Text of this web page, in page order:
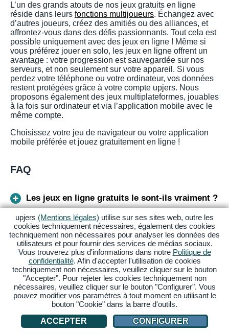
L’un des grands atouts de nos jeux gratuits en ligne
réside dans leurs fonctions multijoueurs. Échangez avec
d’autres joueurs, créez des amitiés ou des alliances, et
affrontez-vous dans des défis passionnants. Tout cela est
possible uniquement avec des jeux en ligne ! Même si
vous préférez jouer en solo, les jeux en ligne offrent un
avantage : votre progression est sauvegardée sur nos
serveurs, et non seulement sur votre appareil. Si vous
perdez votre téléphone ou votre ordinateur, vos données
restent protégées grâce à votre compte upjers. Nous
proposons également des jeux multiplateformes, jouables
à la fois sur ordinateur et via l’application mobile avec le
même compte.
Choisissez votre jeu de navigateur ou votre application
mobile préférée et jouez gratuitement en ligne !
FAQ
Les jeux en ligne gratuits le sont-ils vraiment ?
Quels jeux peut-on télécharger gratuitement ?
Quels sont les jeux en ligne les plus populaires
?
Où peut-on jouer à des jeux en ligne gratuits ?
upjers (Mentions légales) utilise sur ses sites web, outre les
cookies techniquement nécessaires, également des cookies
techniquement non nécessaires pour analyser les données des
utilisateurs et pour fournir des services de médias sociaux.
Vous trouverez plus d'informations dans notre Politique de
confidentialité. Afin d'accepter l'utilisation de cookies
techniquement non nécessaires, veuillez cliquer sur le bouton
"Accepter". Pour rejeter les cookies techniquement non
nécessaires, veuillez cliquer sur le bouton "Configurer". Vous
pouvez modifier vos paramètres à tout moment en utilisant le
bouton "Cookie" dans la barre d'outils.
ACCEPTER
CONFIGURER